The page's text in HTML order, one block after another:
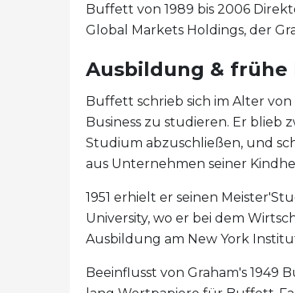
Buffett von 1989 bis 2006
Global Markets Holdings, der
Ausbildung & frühe
Buffett schrieb sich im Alter von
Business zu studieren. Er blieb
Studium abzuschließen, und
aus Unternehmen seiner
1951 erhielt er seinen
University, wo er bei dem
Ausbildung am New York
Beeinflusst von Graham's 1949